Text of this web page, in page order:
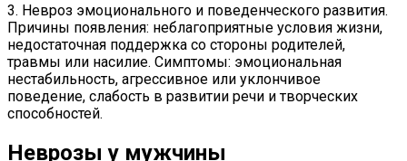
3. Невроз эмоционального и поведенческого развития.
Причины появления: неблагоприятные условия жизни,
недостаточная поддержка со стороны родителей,
травмы или насилие. Симптомы: эмоциональная
нестабильность, агрессивное или уклончивое
поведение, слабость в развитии речи и творческих
способностей.
Неврозы у мужчины